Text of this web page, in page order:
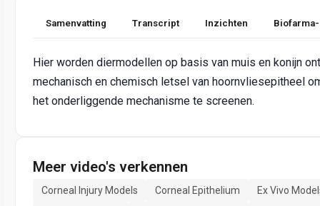
Samenvatting Transcript Inzichten
Hier worden diermodellen op basis van muis en konijn
mechanisch en chemisch letsel van hoornvliesepitheel
het onderliggende mechanisme te screenen.
Meer video's verkennen
Corneal Injury Models Corneal Epithelium
Ex Vivo